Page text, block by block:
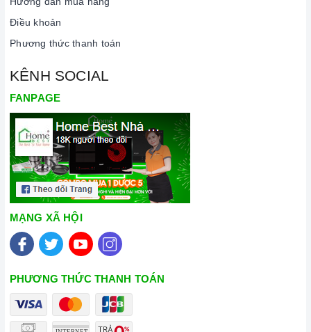
tính.
Các vật liệu không hoạt động trên mặt
đồng, nhôm, trừ khi đáy nồi có đặc tính từ tính (hút được
nam châm).
Cần chọn đáy nồi nhẵn và bằng phẳng, tránh những loại có
rãnh hoặc nồi đáy lõm.
Không sử dụng dụng cụ nấu ăn mỏng hoặc chất lượng thấp,
vì sẽ tạo ra rất nhiều tiếng ồn trong khi nấu, đồng thời dễ ảnh
hưởng không tốt đến
Nên chọn nồi có đường kính đáy phù hợp với vùng nấu,
không nhỏ quá cũng không to quá. Đường kính nồi thông
thường khoảng từ 10-35cm.
Lưu ý trong quá trình nấu
Đảm bảo đọc hướng dẫn sử dụng kèm theo để biết điện áp
Điều khoản
Phương thức thanh toán
KÊNH SOCIAL
FANPAGE
MẠNG XÃ HỘI
PHƯƠNG THỨC THANH TOÁN